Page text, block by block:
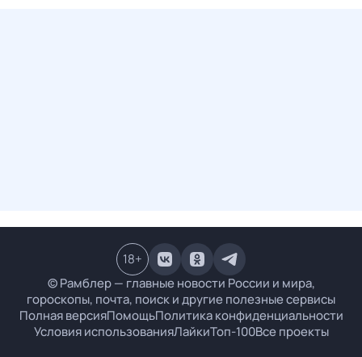
© Рамблер — главные новости России и мира,
гороскопы, почта, поиск и другие полезные сервисы
Полная версияПомощьПолитика конфиденциальности
Условия использованияЛайкиТоп-100Все проекты
18+